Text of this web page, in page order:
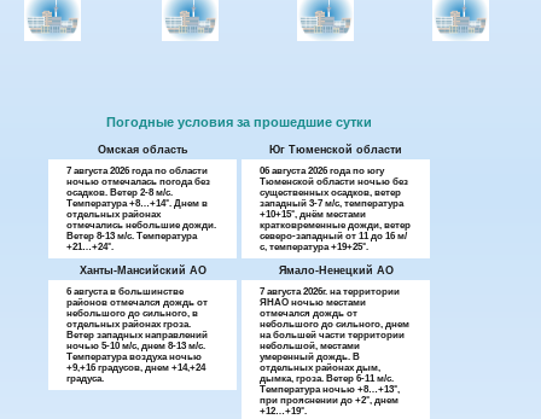
Погодные условия за прошедшие сутки
Омская область
7 августа 2026 года по области
ночью отмечалась погода без
осадков. Ветер 2-8 м/с.
Температура +8…+14°. Днем в
отдельных районах
отмечались небольшие дожди.
Ветер 8-13 м/с. Температура
+21…+24°.
Юг Тюменской области
06 августа 2026 года по югу
Тюменской области ночью без
существенных осадков, ветер
западный 3-7 м/с, температура
+10+15°, днём местами
кратковременные дожди, ветер
северо-западный от 11 до 16 м/
с, температура +19+25°.
Ханты-Мансийский АО
6 августа в большинстве
районов отмечался дождь от
небольшого до сильного, в
отдельных районах гроза.
Ветер западных направлений
ночью 5-10 м/с, днем 8-13 м/с.
Температура воздуха ночью
+9,+16 градусов, днем +14,+24
градуса.
Ямало-Ненецкий АО
7 августа 2026г. на территории
ЯНАО ночью местами
отмечался дождь от
небольшого до сильного, днем
на большей части территории
небольшой, местами
умеренный дождь. В
отдельных районах дым,
дымка, гроза. Ветер 6-11 м/с.
Температура ночью +8…+13°,
при прояснении до +2°, днем
+12…+19°.